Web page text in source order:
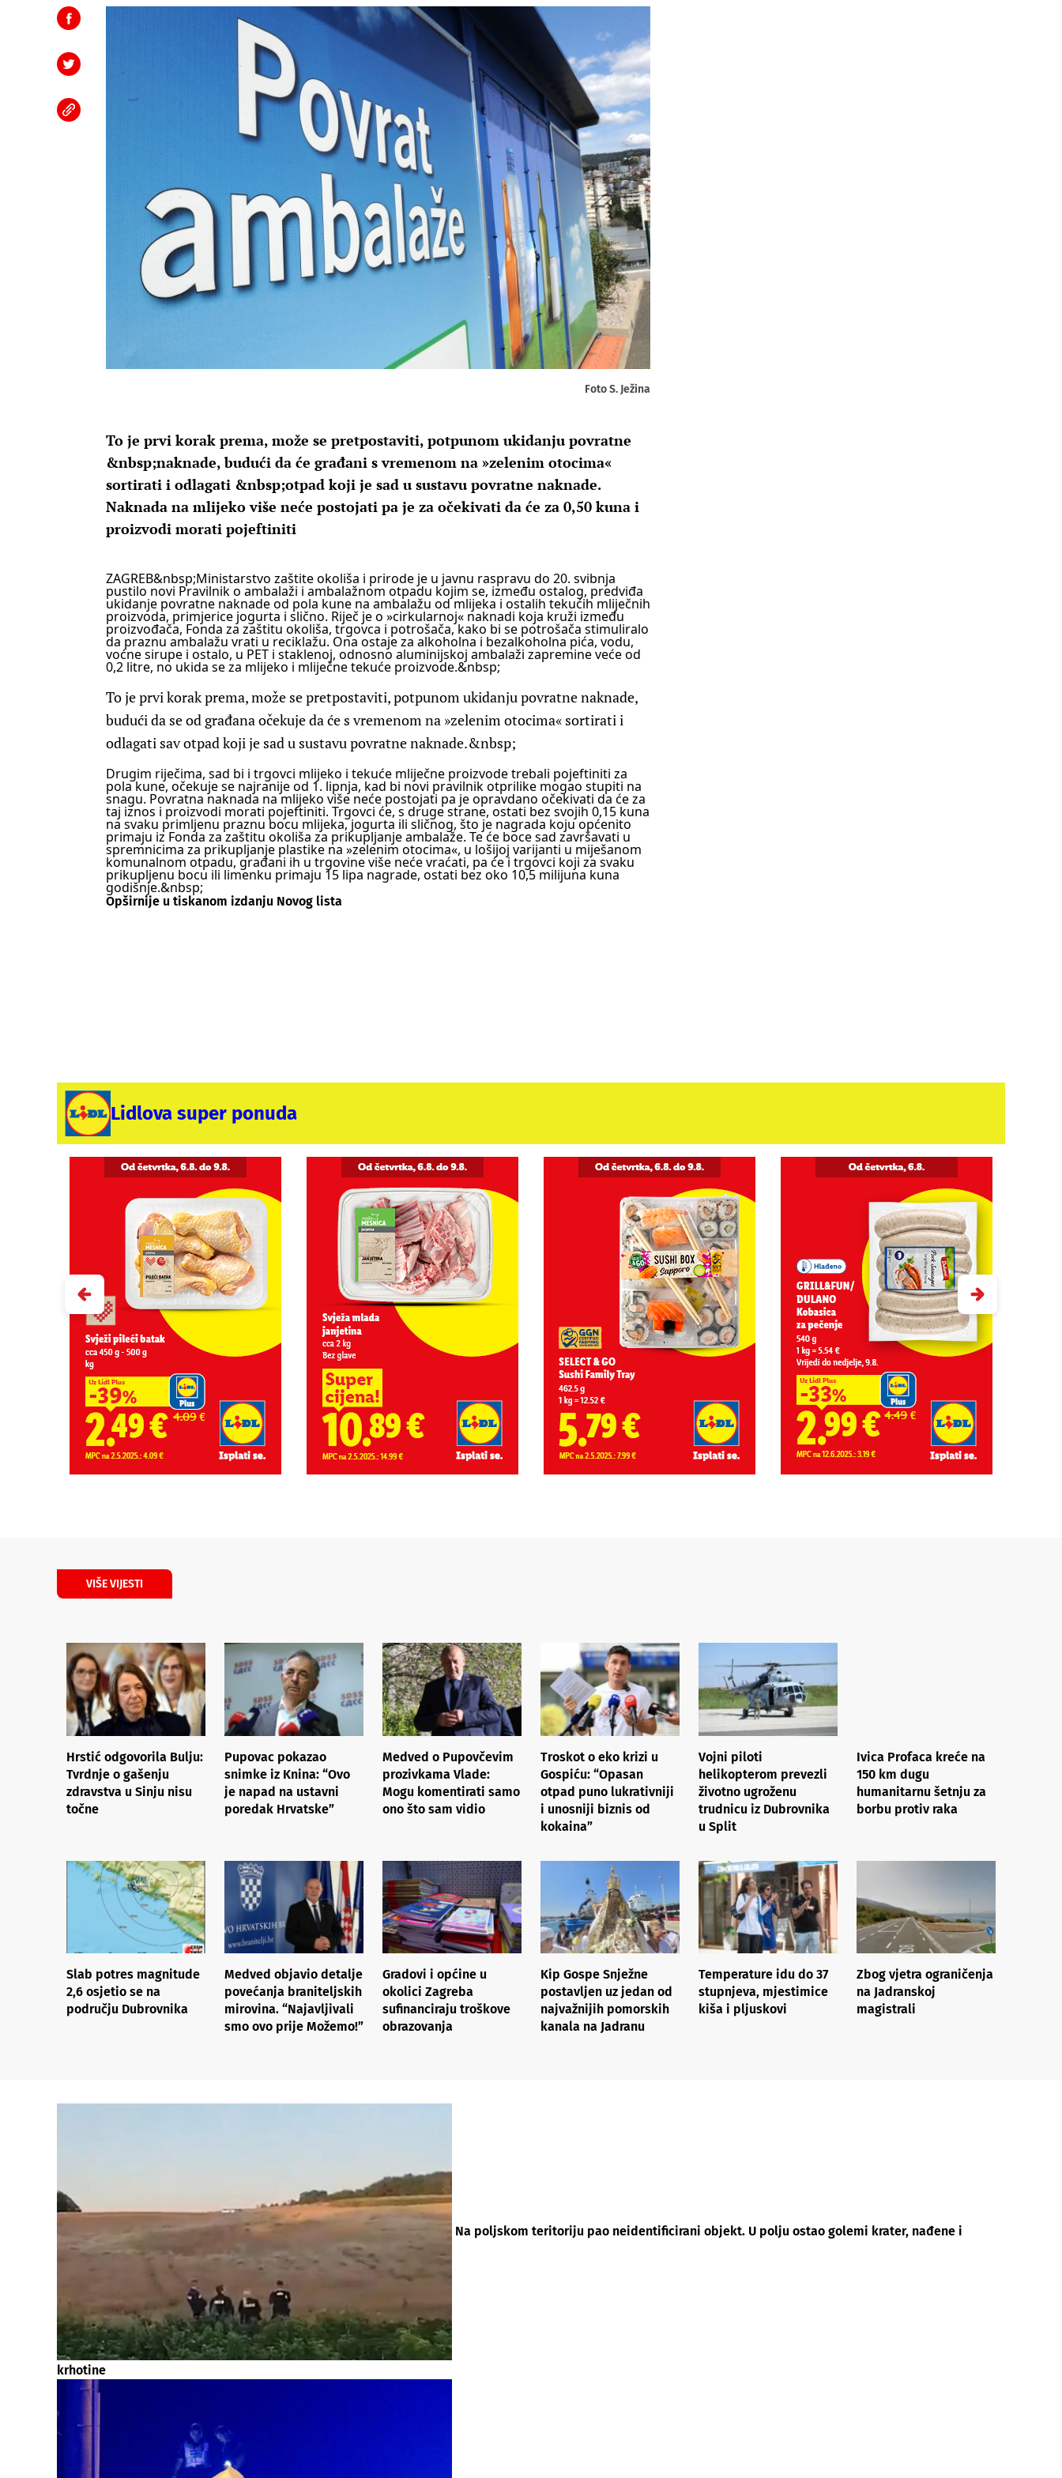
Foto S. Ježina
To je prvi korak prema, može se pretpostaviti, potpunom ukidanju povratne
&nbsp;naknade, budući da će građani s vremenom na »zelenim otocima«
sortirati i odlagati &nbsp;otpad koji je sad u sustavu povratne naknade.
Naknada na mlijeko više neće postojati pa je za očekivati da će za 0,50 kuna i
proizvodi morati pojeftiniti
ZAGREB&nbsp;Ministarstvo zaštite okoliša i prirode je u javnu raspravu do 20. svibnja
pustilo novi Pravilnik o ambalaži i ambalažnom otpadu kojim se, između ostalog, predviđa
ukidanje povratne naknade od pola kune na ambalažu od mlijeka i ostalih tekućih mliječnih
proizvoda, primjerice jogurta i slično. Riječ je o »cirkularnoj« naknadi koja kruži između
proizvođača, Fonda za zaštitu okoliša, trgovca i potrošača, kako bi se potrošača stimuliralo
da praznu ambalažu vrati u reciklažu. Ona ostaje za alkoholna i bezalkoholna pića, vodu,
voćne sirupe i ostalo, u PET i staklenoj, odnosno aluminijskoj ambalaži zapremine veće od
0,2 litre, no ukida se za mlijeko i mliječne tekuće proizvode.&nbsp;
To je prvi korak prema, može se pretpostaviti, potpunom ukidanju povratne naknade,
budući da se od građana očekuje da će s vremenom na »zelenim otocima« sortirati i
odlagati sav otpad koji je sad u sustavu povratne naknade.&nbsp;
Drugim riječima, sad bi i trgovci mlijeko i tekuće mliječne proizvode trebali pojeftiniti za
pola kune, očekuje se najranije od 1. lipnja, kad bi novi pravilnik otprilike mogao stupiti na
snagu. Povratna naknada na mlijeko više neće postojati pa je opravdano očekivati da će za
taj iznos i proizvodi morati pojeftiniti. Trgovci će, s druge strane, ostati bez svojih 0,15 kuna
na svaku primljenu praznu bocu mlijeka, jogurta ili sličnog, što je nagrada koju općenito
primaju iz Fonda za zaštitu okoliša za prikupljanje ambalaže. Te će boce sad završavati u
spremnicima za prikupljanje plastike na »zelenim otocima«, u lošijoj varijanti u miješanom
komunalnom otpadu, građani ih u trgovine više neće vraćati, pa će i trgovci koji za svaku
prikupljenu bocu ili limenku primaju 15 lipa nagrade, ostati bez oko 10,5 milijuna kuna
godišnje.&nbsp;
Opširnije u tiskanom izdanju Novog lista
Lidlova super ponuda
VIŠE VIJESTI
Hrstić odgovorila Bulju:
Tvrdnje o gašenju
zdravstva u Sinju nisu
točne
Pupovac pokazao
snimke iz Knina: “Ovo
je napad na ustavni
poredak Hrvatske”
Medved o Pupovčevim
prozivkama Vlade:
Mogu komentirati samo
ono što sam vidio
Troskot o eko krizi u
Gospiću: “Opasan
otpad puno lukrativniji
i unosniji biznis od
kokaina”
Vojni piloti
helikopterom prevezli
životno ugroženu
trudnicu iz Dubrovnika
u Split
Ivica Profaca kreće na
150 km dugu
humanitarnu šetnju za
borbu protiv raka
Slab potres magnitude
2,6 osjetio se na
području Dubrovnika
Medved objavio detalje
povećanja braniteljskih
mirovina. “Najavljivali
smo ovo prije Možemo!”
Gradovi i općine u
okolici Zagreba
sufinanciraju troškove
obrazovanja
Kip Gospe Snježne
postavljen uz jedan od
najvažnijih pomorskih
kanala na Jadranu
Temperature idu do 37
stupnjeva, mjestimice
kiša i pljuskovi
Zbog vjetra ograničenja
na Jadranskoj
magistrali
Na poljskom teritoriju pao neidentificirani objekt. U polju ostao golemi krater, nađene i
krhotine